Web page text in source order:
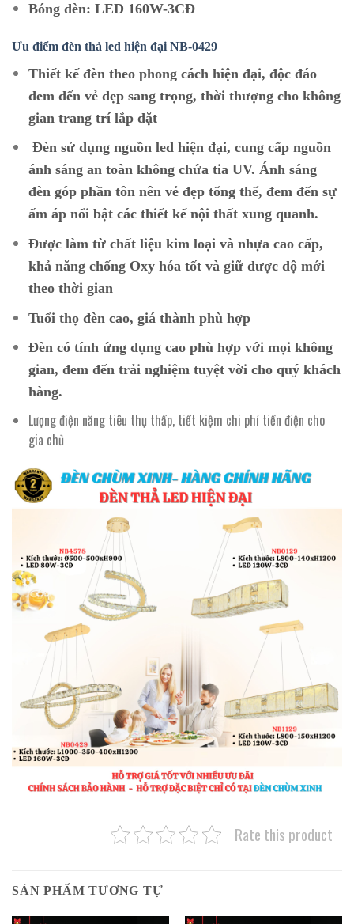
Bóng đèn: LED 160W-3CĐ
Ưu điểm đèn thả led hiện đại NB-0429
Thiết kế đèn theo phong cách hiện đại, độc đáo
đem đến vẻ đẹp sang trọng, thời thượng cho không
gian trang trí lắp đặt
Đèn sử dụng nguồn led hiện đại, cung cấp nguồn
ánh sáng an toàn không chứa tia UV. Ánh sáng
đèn góp phần tôn nên vẻ đẹp tổng thể, đem đến sự
ấm áp nổi bật các thiết kế nội thất xung quanh.
Được làm từ chất liệu kim loại và nhựa cao cấp,
khả năng chống Oxy hóa tốt và giữ được độ mới
theo thời gian
Tuổi thọ đèn cao, giá thành phù hợp
Đèn có tính ứng dụng cao phù hợp với mọi không
gian, đem đến trải nghiệm tuyệt vời cho quý khách
hàng.
Lượng điện năng tiêu thụ thấp, tiết kiệm chi phí tiền điện cho
gia chủ
Rate this product
SẢN PHẨM TƯƠNG TỰ